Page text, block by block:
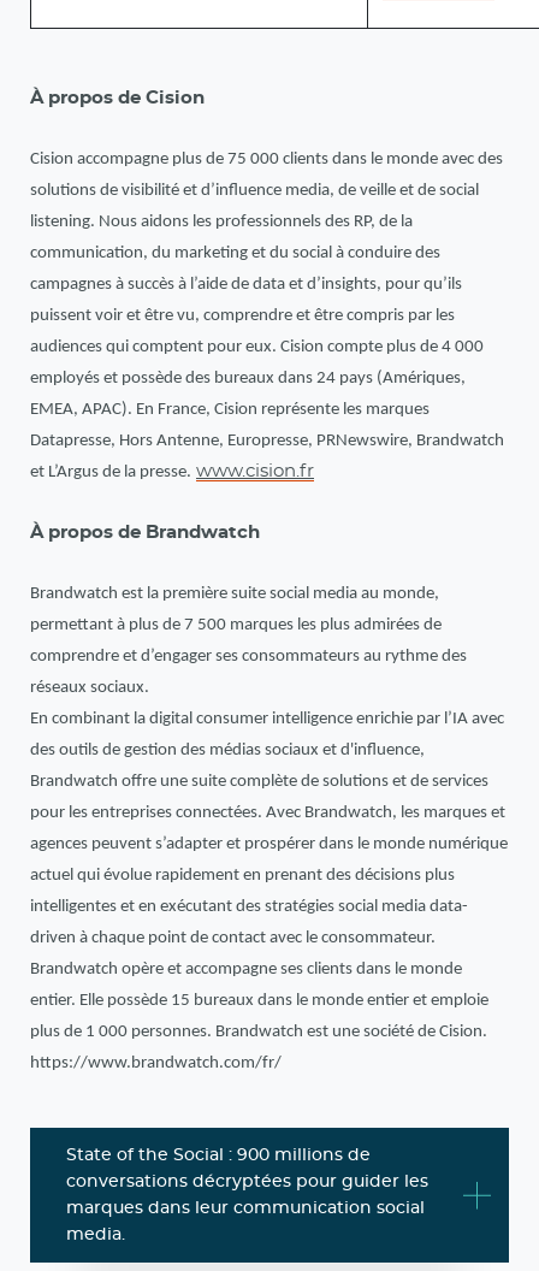
À propos de Cision
Cision accompagne plus de 75 000 clients dans le monde avec des
solutions de visibilité et d’influence media, de veille et de social
listening. Nous aidons les professionnels des RP, de la
communication, du marketing et du social à conduire des
campagnes à succès à l’aide de data et d’insights, pour qu’ils
puissent voir et être vu, comprendre et être compris par les
audiences qui comptent pour eux. Cision compte plus de 4 000
employés et possède des bureaux dans 24 pays (Amériques,
EMEA, APAC). En France, Cision représente les marques
Datapresse, Hors Antenne, Europresse, PRNewswire, Brandwatch
et L’Argus de la presse. www.cision.fr
À propos de Brandwatch
Brandwatch est la première suite social media au monde,
permettant à plus de 7 500 marques les plus admirées de
comprendre et d’engager ses consommateurs au rythme des
réseaux sociaux.
En combinant la digital consumer intelligence enrichie par l’IA avec
des outils de gestion des médias sociaux et d'influence,
Brandwatch offre une suite complète de solutions et de services
pour les entreprises connectées. Avec Brandwatch, les marques et
agences peuvent s’adapter et prospérer dans le monde numérique
actuel qui évolue rapidement en prenant des décisions plus
intelligentes et en exécutant des stratégies social media data-
driven à chaque point de contact avec le consommateur.
Brandwatch opère et accompagne ses clients dans le monde
entier. Elle possède 15 bureaux dans le monde entier et emploie
plus de 1 000 personnes. Brandwatch est une société de Cision.
https://www.brandwatch.com/fr/
State of the Social : 900 millions de
conversations décryptées pour guider les
marques dans leur communication social
media.